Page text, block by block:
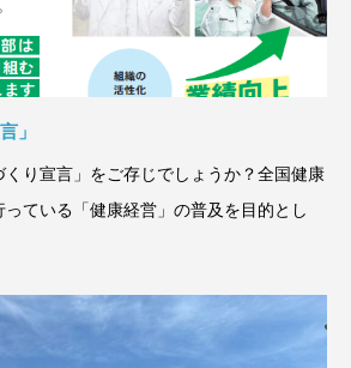
」
り宣言」をご存じでしょうか？全国健康
ている「健康経営」の普及を目的とし